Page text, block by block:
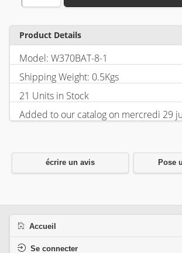
Product Details
Model: W370BAT-8-1
Shipping Weight: 0.5Kgs
21 Units in Stock
Added to our catalog on mercredi 29
écrire un avis Pose
Accueil
Se connecter